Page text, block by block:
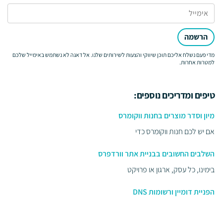
הרשמה
מדי פעם נשלח אליכם תוכן שיווקי והצעות לשירותים שלנו. אל דאגה לא נשתמש באימייל שלכם
למטרות אחרות.
טיפים ומדריכים נוספים:
מיון וסדר מוצרים בחנות ווקומרס
אם יש לכם חנות ווקומרס כדי
השלבים החשובים בבניית אתר וורדפרס
בימינו, כל עסק, ארגון או פרויקט
הפניית דומיין ורשומות DNS